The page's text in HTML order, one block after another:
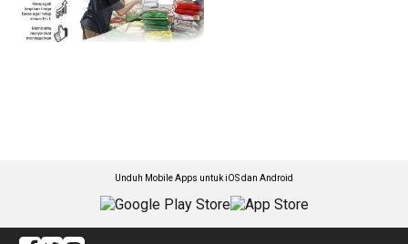
Unduh Mobile Apps untuk iOS dan Android